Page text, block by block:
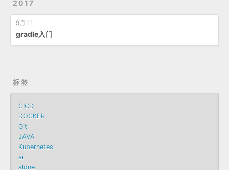
2017
9月 11
gradle入门
标签
CICD
DOCKER
Git
JAVA
Kubernetes
ai
alone